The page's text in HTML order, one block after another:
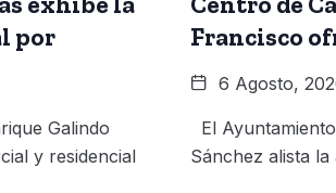
por
Galindo
y residencial
Francisco
6 Agosto,
El
Sánchez alista